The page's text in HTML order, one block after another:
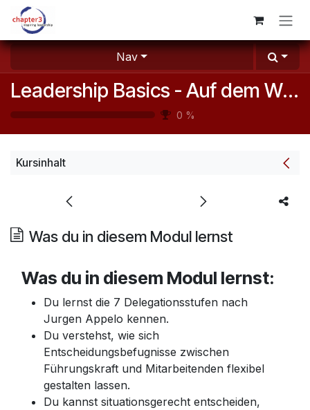
Zum Inhalt springen
Nav
Leadership Basics - Auf dem Weg zur wirksamen Führungskraft
0 %
Kursinhalt
Was du in diesem Modul lernst
Was du in diesem Modul lernst:
Du lernst die 7 Delegationsstufen nach
Jurgen Appelo kennen.
Du verstehst, wie sich
Entscheidungsbefugnisse zwischen
Führungskraft und Mitarbeitenden flexibel
gestalten lassen.
Du kannst situationsgerecht entscheiden,